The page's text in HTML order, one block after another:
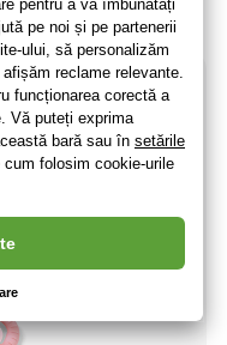
20.01.)